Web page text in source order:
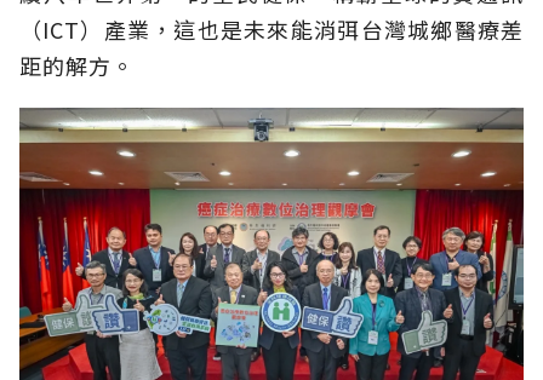
（ICT）產業，這也是未來能消弭台灣城鄉醫療差
距的解方。